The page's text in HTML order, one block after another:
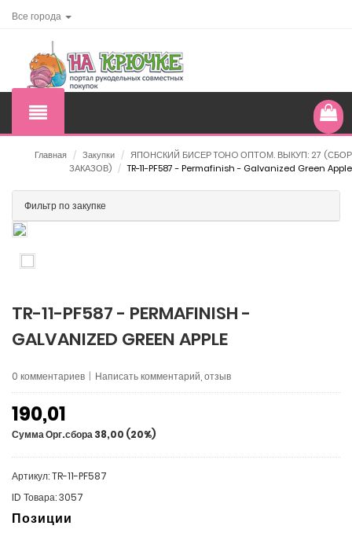
Все города
Главная / Закупки / ЯПОНСКИЙ БИСЕР TOHO ОПТОМ. ВЫКУП: 27 (СБОР
ЗАКАЗОВ) / TR-11-PF587 - Permafinish - Galvanized Green Apple
Фильтр по закупке
TR-11-PF587 - PERMAFINISH -
GALVANIZED GREEN APPLE
0 комментариев | Написать комментарий, отзыв
190,01
Сумма Орг.сбора 38,00 (20%)
Артикул: TR-11-PF587
ID Товара: 3057
Позиции